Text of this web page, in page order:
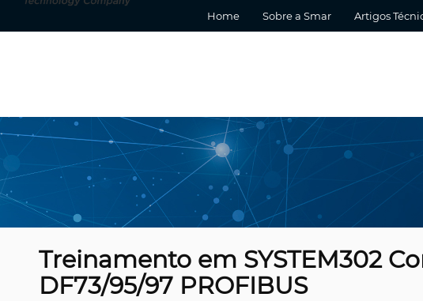
Home Sobre a Smar Artigos
Treinamento em SYSTEM302
DF73/95/97 PROFIBUS